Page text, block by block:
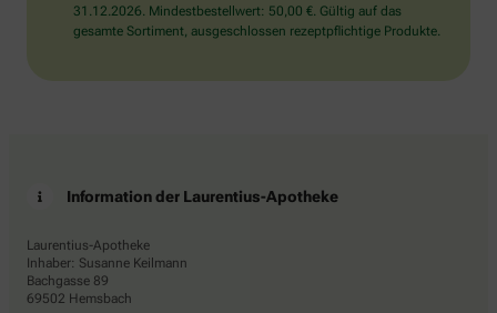
31.12.2026. Mindestbestellwert: 50,00 €. Gültig auf das
gesamte Sortiment, ausgeschlossen rezeptpflichtige Produkte.
Information der Laurentius-Apotheke
Laurentius-Apotheke
Inhaber: Susanne Keilmann
Bachgasse 89
69502 Hemsbach